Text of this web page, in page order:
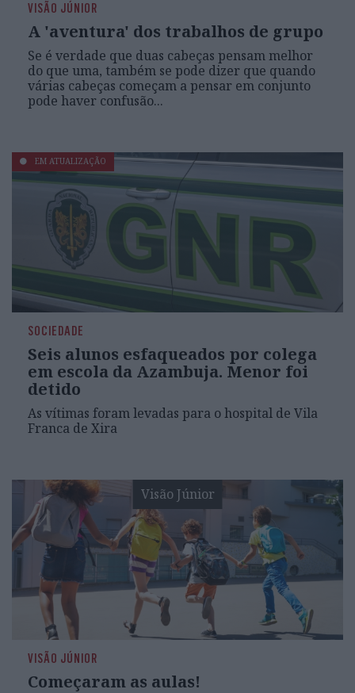
VISÃO JÚNIOR
A 'aventura' dos trabalhos de grupo
Se é verdade que duas cabeças pensam melhor
do que uma, também se pode dizer que quando
várias cabeças começam a pensar em conjunto
pode haver confusão...
EM ATUALIZAÇÃO
SOCIEDADE
Seis alunos esfaqueados por colega
em escola da Azambuja. Menor foi
detido
As vítimas foram levadas para o hospital de Vila
Franca de Xira
Visão Júnior
VISÃO JÚNIOR
Começaram as aulas!